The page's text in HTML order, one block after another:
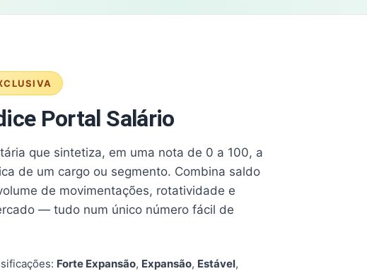
Portal Salário
que sintetiza, em uma nota de 0 a 100, a
de um cargo ou segmento. Combina saldo
de movimentações, rotatividade e
— tudo num único número fácil de
Forte Expansão, Expansão, Estável,